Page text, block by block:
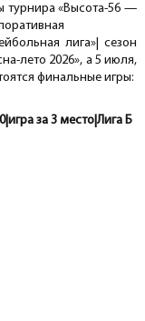
турнира «Высота-56 —
лига»| сезон
лето 2026», а 5 июля,
финальные игры:
за 3 место|Лига Б